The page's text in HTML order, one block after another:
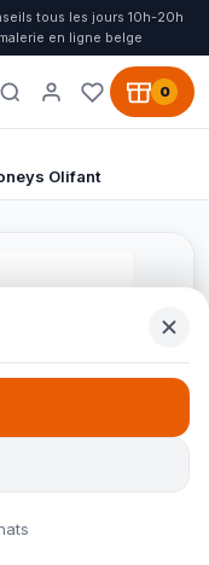
tous les jours 10h-20h
en ligne belge
0
Olifant